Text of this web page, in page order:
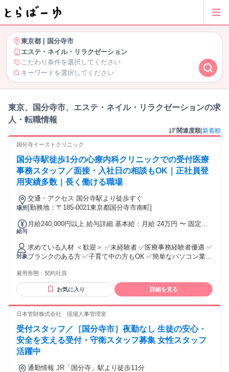
東京都
国分寺市
エステ・ネイル・リラクゼーション
こだわり条件を選択してください
キーワードを選択してください
東京、国分寺市、エステ・ネイル・リラクゼーションの求
人・転職情報
関連度順 新着順
国分寺イーストクリニック
国分寺駅徒歩1分の心療内科クリニックでの受付医療
事務スタッフ／面接・入社日の相談もOK｜正社員登
用実績多数｜長く働ける職場
場所
交通・アクセス 国分寺駅より徒歩すぐ
[勤務地：〒185-0021東京都国分寺市南町]
給与
月給240,000円以上 給与詳細 基本給：月給 24万円 〜 固定残
勤・家族手当金額：なし 全員に一律で支払われるその他手当
金額：なし ※経験・能力を考慮の上、決定します ※年数に関
わらず、一人ひとりのスキルや成果に応じてしっかり評価・
昇給します ・交通費全額支給 ・各種手当あり
対象
求めている人材 ＜歓迎＞ ✅未経験者 ✅医療事務経験者優遇 ✅
ブランクのある方 ✅子育て中の方もOK ✅簡単なパソコン業務
めるのが好きな方 ✅丁寧にコツコツと取り組む作業が得意な
方 ✅事務スキルや医療の知識を少しずつ身につけたい方 ✅ホ
テル業界、アパレルや飲食などの接客業で身につけたコミュ
雇用形態： 契約社員
お気に入り 詳細を見る
日本管財株式会社 現場人事管理室
受付スタッフ／［国分寺市］夜勤なし 生徒の安心・
安全を支える受付・守衛スタッフ募集 女性スタッフ
活躍中
通勤情報 JR「国分寺」駅より徒歩11分